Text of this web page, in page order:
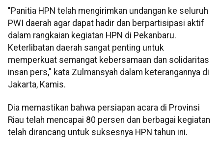
"Panitia HPN telah mengirimkan undangan ke seluruh
PWI daerah agar dapat hadir dan berpartisipasi aktif
dalam rangkaian kegiatan HPN di Pekanbaru.
Keterlibatan daerah sangat penting untuk
memperkuat semangat kebersamaan dan solidaritas
insan pers," kata Zulmansyah dalam keterangannya di
Jakarta, Kamis.
Dia memastikan bahwa persiapan acara di Provinsi
Riau telah mencapai 80 persen dan berbagai kegiatan
telah dirancang untuk suksesnya HPN tahun ini.